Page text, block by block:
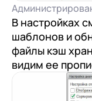
В настройках
шаблонов и
файлы кэш
видим ее